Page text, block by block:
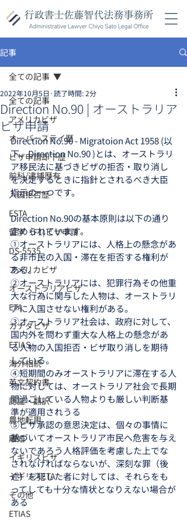
記事
全ての記事
アメリカビザ
オーバーステイ歴
ビザ申請却下歴
前科/逮捕歴有
入国拒否歴
ESTA
留学（F1)ビザ申請
DS-5535
アメリカビザ
オーストラリアビザ
ETA
カナダビザ
ETIAS
海外相続
英文契約書
認証・翻訳
農地転用
離婚
イギリスビザ
イギリスETA
その他
ETIAS
全ての記事
Direction No.90 | オーストラリア
ビザ申請
2022年10月5日 読了時間: 2分
Direction No.90 - Migratoion Act 1958 (以
下、Direction No.90 )とは、オーストラリ
ア移民法に基づきビザの拒否・取り消し
を決定するときに指針とされるべき大臣
指示の一つです。
Direction No.90の基本原則は以下の通り
定められています。
①オーストラリアには、人格上の懸念があ
る非市民の入国・滞在を拒否する権利が
ある。
②オーストラリアには、犯罪行為その他重
大な行為に関与した人物は、オーストラリ
アに入国させない権利がある。
③オーストラリア社会は、政府に対して、
国内外を問わず重大な人格上の懸念があ
る人物の入国拒否・ビザ取り消しを期待
している。
④短期間のみオーストラリアに滞在する人
物に対しては、オーストラリア社会で長期
間過ごしている人物よりも厳しい判断基
準が適用されうる
⑤ビザ承認の意思決定は、個々の事情に
基づいてオーストラリア市民へ危害を与え
ないであろう人格評価を考慮した上でな
されなければならないが、深刻な罪（後
述）を犯した者に対しては、それらをも
ってしても十分な情状となりえない場合が
ある